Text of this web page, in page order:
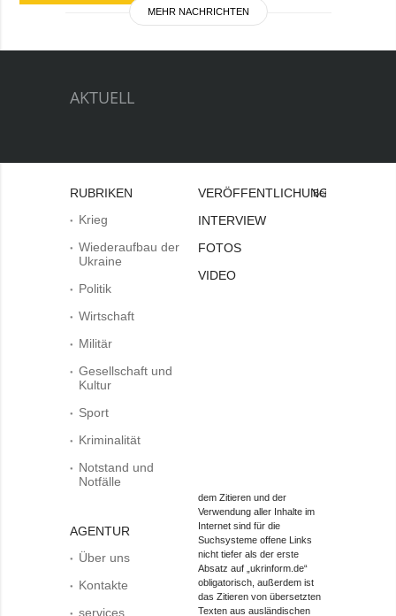
MEHR NACHRICHTEN
AKTUELL
RUBRIKEN
Krieg
Wiederaufbau der
Ukraine
Politik
Wirtschaft
Militär
Gesellschaft und
Kultur
Sport
Kriminalität
Notstand und
Notfälle
AGENTUR
Über uns
Kontakte
services
VERÖFFENTLICHUNGEN
INTERVIEW
FOTOS
VIDEO
Bei
dem Zitieren und der
Verwendung aller Inhalte im
Internet sind für die
Suchsysteme offene Links
nicht tiefer als der erste
Absatz auf „ukrinform.de“
obligatorisch, außerdem ist
das Zitieren von übersetzten
Texten aus ausländischen